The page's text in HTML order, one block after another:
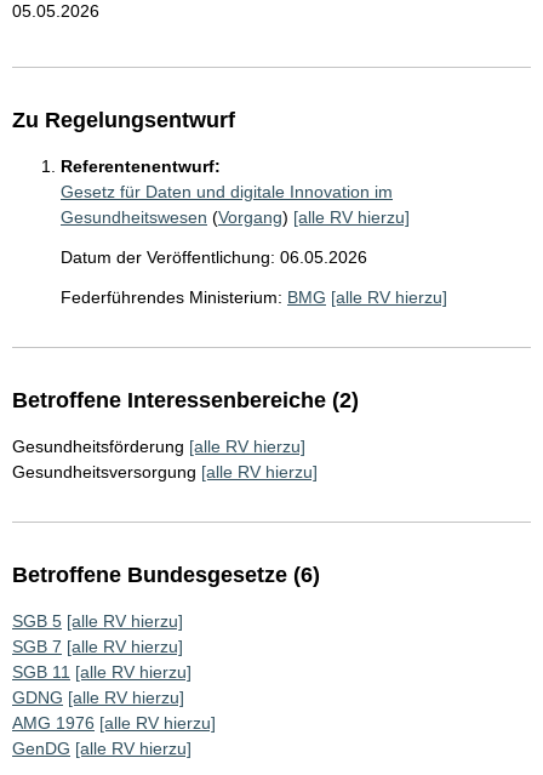
05.05.2026
Zu Regelungsentwurf
Referentenentwurf:
Gesetz für Daten und digitale Innovation im
Gesundheitswesen (Vorgang) [alle RV hierzu]
Datum der Veröffentlichung: 06.05.2026
Federführendes Ministerium: BMG [alle RV hierzu]
Betroffene Interessenbereiche (2)
Gesundheitsförderung [alle RV hierzu]
Gesundheitsversorgung [alle RV hierzu]
Betroffene Bundesgesetze (6)
SGB 5 [alle RV hierzu]
SGB 7 [alle RV hierzu]
SGB 11 [alle RV hierzu]
GDNG [alle RV hierzu]
AMG 1976 [alle RV hierzu]
GenDG [alle RV hierzu]